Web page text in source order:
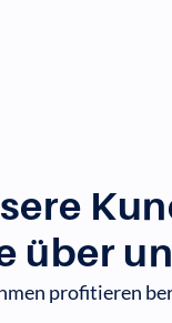
über
profitieren